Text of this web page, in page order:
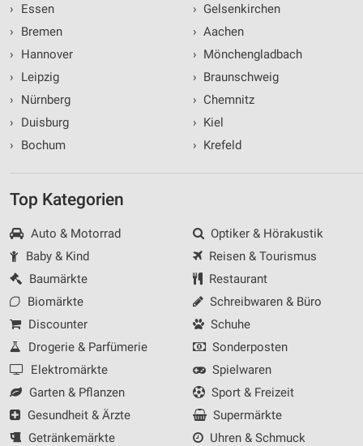
›
Essen
›
Bremen
›
Hannover
›
Leipzig
›
Nürnberg
›
Duisburg
›
Bochum
› Gelsenkirchen
› Aachen
› Mönchengladbach
› Braunschweig
› Chemnitz
› Kiel
› Krefeld
Top Kategorien
Auto & Motorrad
Baby & Kind
Baumärkte
Biomärkte
Discounter
Drogerie & Parfümerie
Elektromärkte
Garten & Pflanzen
Gesundheit & Ärzte
Getränkemärkte
Optiker & Hörakustik
Reisen & Tourismus
Restaurant
Schreibwaren & Büro
Schuhe
Sonderposten
Spielwaren
Sport & Freizeit
Supermärkte
Uhren & Schmuck